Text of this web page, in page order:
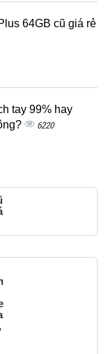
64GB cũ giá rẻ
tay 99% hay
6220